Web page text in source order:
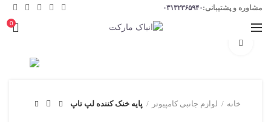
مشاوره و پشتیبانی:۰۳۱۳۲۳۶۵۹۴۰
0
خانه لوازم جانبی کامپیوتر پایه خنک کننده لپ تاپ